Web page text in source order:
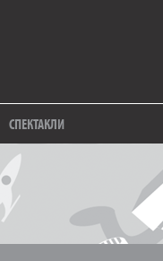
СПЕКТАКЛИ